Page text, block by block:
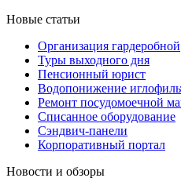
Новые статьи
Организация гардеробной
Туры выходного дня
Пенсионный юрист
Водопонижение
Ремонт посудомоечной
Списанное оборудование
Сэндвич-панели
Корпоративный портал
Новости и обзоры